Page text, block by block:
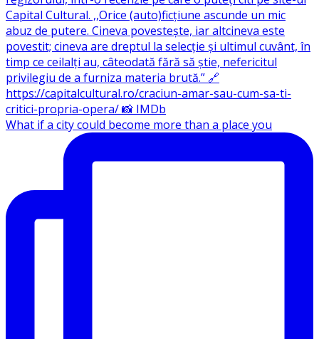
What if a city could become more than a place you